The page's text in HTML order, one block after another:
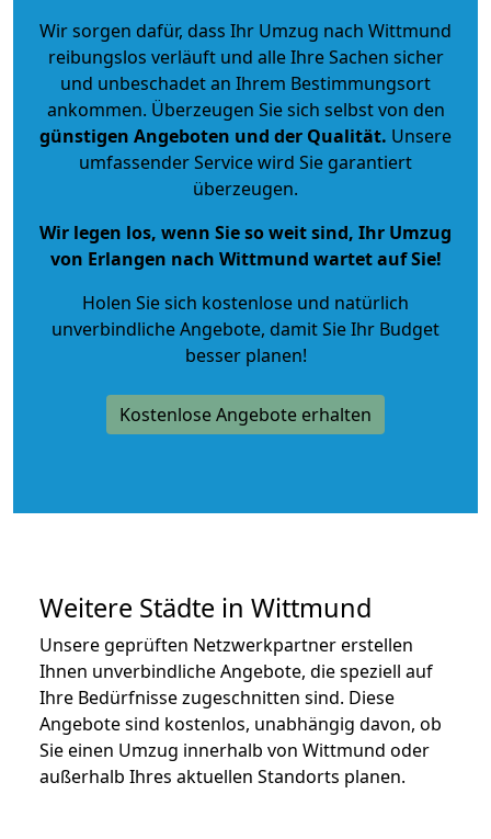
Wir sorgen dafür, dass Ihr Umzug nach Wittmund
reibungslos verläuft und alle Ihre Sachen sicher
und unbeschadet an Ihrem Bestimmungsort
ankommen. Überzeugen Sie sich selbst von den
günstigen Angeboten und der Qualität. Unsere
umfassender Service wird Sie garantiert
überzeugen.
Wir legen los, wenn Sie so weit sind, Ihr Umzug
von Erlangen nach Wittmund wartet auf Sie!
Holen Sie sich kostenlose und natürlich
unverbindliche Angebote, damit Sie Ihr Budget
besser planen!
Kostenlose Angebote erhalten
Weitere Städte in Wittmund
Unsere geprüften Netzwerkpartner erstellen
Ihnen unverbindliche Angebote, die speziell auf
Ihre Bedürfnisse zugeschnitten sind. Diese
Angebote sind kostenlos, unabhängig davon, ob
Sie einen Umzug innerhalb von Wittmund oder
außerhalb Ihres aktuellen Standorts planen.